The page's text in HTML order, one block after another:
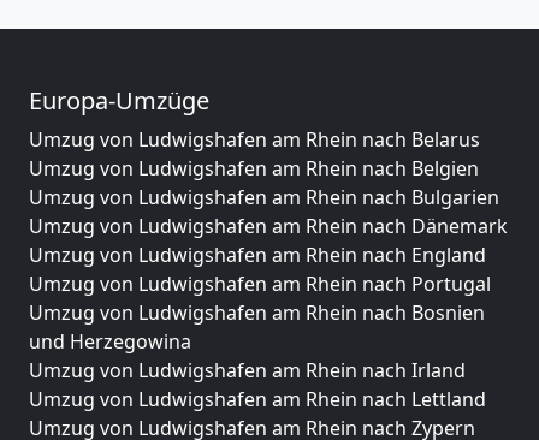
Europa-Umzüge
Umzug von Ludwigshafen am Rhein nach Belarus
Umzug von Ludwigshafen am Rhein nach Belgien
Umzug von Ludwigshafen am Rhein nach Bulgarien
Umzug von Ludwigshafen am Rhein nach Dänemark
Umzug von Ludwigshafen am Rhein nach England
Umzug von Ludwigshafen am Rhein nach Portugal
Umzug von Ludwigshafen am Rhein nach Bosnien
und Herzegowina
Umzug von Ludwigshafen am Rhein nach Irland
Umzug von Ludwigshafen am Rhein nach Lettland
Umzug von Ludwigshafen am Rhein nach Zypern